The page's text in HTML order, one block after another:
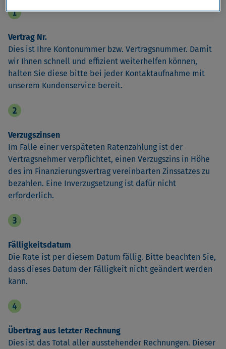
Vertrag Nr.
Dies ist Ihre Kontonummer bzw. Vertragsnummer. Damit
wir Ihnen schnell und effizient weiterhelfen können,
halten Sie diese bitte bei jeder Kontaktaufnahme mit
unserem Kundenservice bereit.
Verzugszinsen
Im Falle einer verspäteten Ratenzahlung ist der
Vertragsnehmer verpflichtet, einen Verzugszins in Höhe
des im Finanzierungsvertrag vereinbarten Zinssatzes zu
bezahlen. Eine Inverzugsetzung ist dafür nicht
erforderlich.
Fälligkeitsdatum
Die Rate ist per diesem Datum fällig. Bitte beachten Sie,
dass dieses Datum der Fälligkeit nicht geändert werden
kann.
Übertrag aus letzter Rechnung
Dies ist das Total aller ausstehender Rechnungen. Dieser